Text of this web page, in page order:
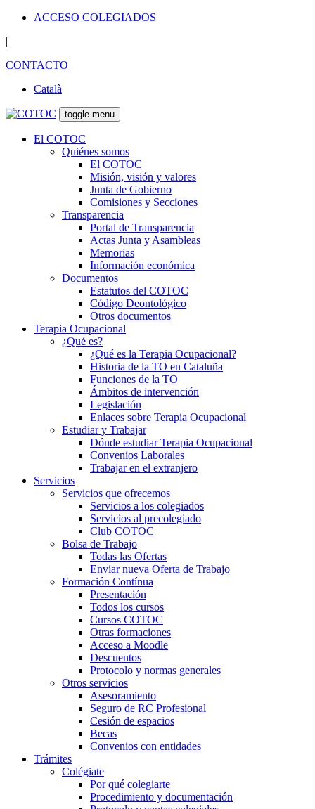
ACCESO COLEGIADOS
|
CONTACTO |
Català
toggle menu
El COTOC
Quiénes somos
El COTOC
Misión, visión y valores
Junta de Gobierno
Comisiones y Secciones
Transparencia
Portal de Transparencia
Actas Junta y Asambleas
Memorias
Información económica
Documentos
Estatutos del COTOC
Código Deontológico
Otros documentos
Terapia Ocupacional
¿Qué es?
¿Qué es la Terapia Ocupacional?
Historia de la TO en Cataluña
Funciones de la TO
Ámbitos de intervención
Legislación
Enlaces sobre Terapia Ocupacional
Estudiar y Trabajar
Dónde estudiar Terapia Ocupacional
Convenios Laborales
Trabajar en el extranjero
Servicios
Servicios que ofrecemos
Servicios a los colegiados
Servicios al precolegiado
Club COTOC
Bolsa de Trabajo
Todas las Ofertas
Enviar nueva Oferta de Trabajo
Formación Contínua
Presentación
Todos los cursos
Cursos COTOC
Otras formaciones
Acceso a Moodle
Descuentos
Protocolo y normas generales
Otros servicios
Asesoramiento
Seguro de RC Profesional
Cesión de espacios
Becas
Convenios con entidades
Trámites
Colégiate
Por qué colegiarte
Procedimiento y documentación